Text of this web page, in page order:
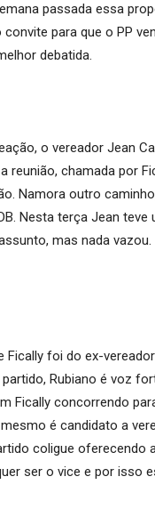
passada essa
para que o PP
debatida.
o vereador Jean
reunião, chamada por
Namora outro
Nesta terça Jean
mas nada
foi do ex-
Rubiano é voz
Fically concorrendo
é candidato a
coligue oferecendo
ser o vice e por isso